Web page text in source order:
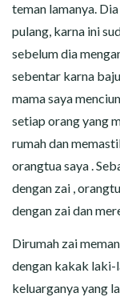
teman lamanya.
pulang, karna ini
sebelum dia
sebentar karna
mama saya
setiap orang yang
rumah dan
orangtua saya .
dengan zai ,
dengan zai dan
Dirumah zai
dengan kakak laki-
keluarganya yang
CERITA HOT MAMA
CERITA TANTE SEXY
CERITA ISTRI
CARA NGIKLAN DI